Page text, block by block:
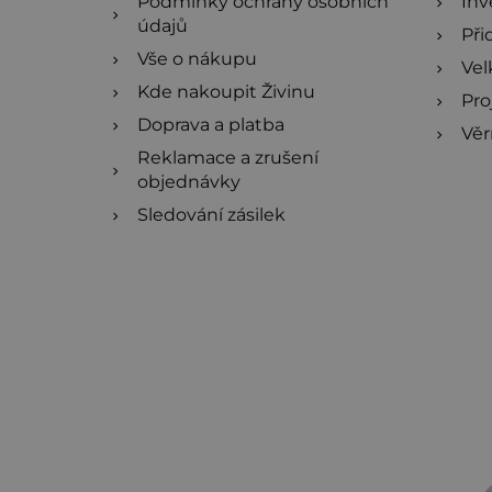
údajů
Vše o nákupu
Kde nakoupit Živinu
Doprava a platba
Reklamace a zrušení
objednávky
Sledování zásilek